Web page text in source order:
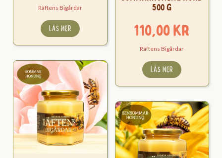
Räftens Bigårdar
LÄS MER
500 g
110,00kr
Räftens Bigårdar
LÄS MER